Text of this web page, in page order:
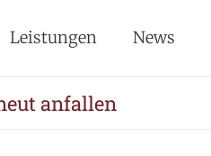
Leistungen News
anfallen